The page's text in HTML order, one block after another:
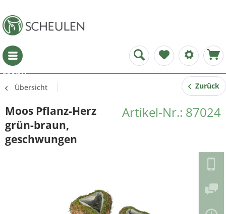
Menü
Übersicht Zurück
Artikel-Nr.: 87024
Moos Pflanz-Herz
grün-braun,
geschwungen